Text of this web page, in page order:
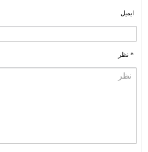
ایمیل
* نظر